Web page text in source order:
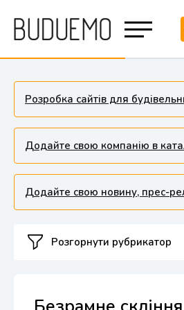
Розробка сайтів для
Додайте свою компанію в
Додайте свою новину, прес-
Розгорнути рубрикатор